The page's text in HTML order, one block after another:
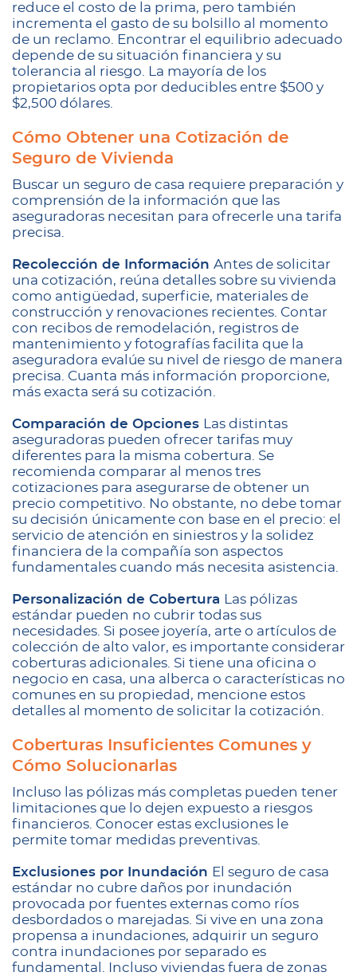
reduce el costo de la prima, pero también
incrementa el gasto de su bolsillo al momento
de un reclamo. Encontrar el equilibrio adecuado
depende de su situación financiera y su
tolerancia al riesgo. La mayoría de los
propietarios opta por deducibles entre $500 y
$2,500 dólares.
Cómo Obtener una Cotización de
Seguro de Vivienda
Buscar un seguro de casa requiere preparación y
comprensión de la información que las
aseguradoras necesitan para ofrecerle una tarifa
precisa.
Recolección de Información Antes de solicitar
una cotización, reúna detalles sobre su vivienda
como antigüedad, superficie, materiales de
construcción y renovaciones recientes. Contar
con recibos de remodelación, registros de
mantenimiento y fotografías facilita que la
aseguradora evalúe su nivel de riesgo de manera
precisa. Cuanta más información proporcione,
más exacta será su cotización.
Comparación de Opciones
Las distintas
aseguradoras pueden ofrecer tarifas muy
diferentes para la misma cobertura. Se
recomienda comparar al menos tres
cotizaciones para asegurarse de obtener un
precio competitivo. No obstante, no debe tomar
su decisión únicamente con base en el precio: el
servicio de atención en siniestros y la solidez
financiera de la compañía son aspectos
fundamentales cuando más necesita asistencia.
Personalización de Cobertura
Las pólizas
estándar pueden no cubrir todas sus
necesidades. Si posee joyería, arte o artículos de
colección de alto valor, es importante considerar
coberturas adicionales. Si tiene una oficina o
negocio en casa, una alberca o características no
comunes en su propiedad, mencione estos
detalles al momento de solicitar la cotización.
Coberturas Insuficientes Comunes y
Cómo Solucionarlas
Incluso las pólizas más completas pueden tener
limitaciones que lo dejen expuesto a riesgos
financieros. Conocer estas exclusiones le
permite tomar medidas preventivas.
Exclusiones por Inundación El seguro de casa
estándar no cubre daños por inundación
provocada por fuentes externas como ríos
desbordados o marejadas. Si vive en una zona
propensa a inundaciones, adquirir un seguro
contra inundaciones por separado es
fundamental. Incluso viviendas fuera de zonas